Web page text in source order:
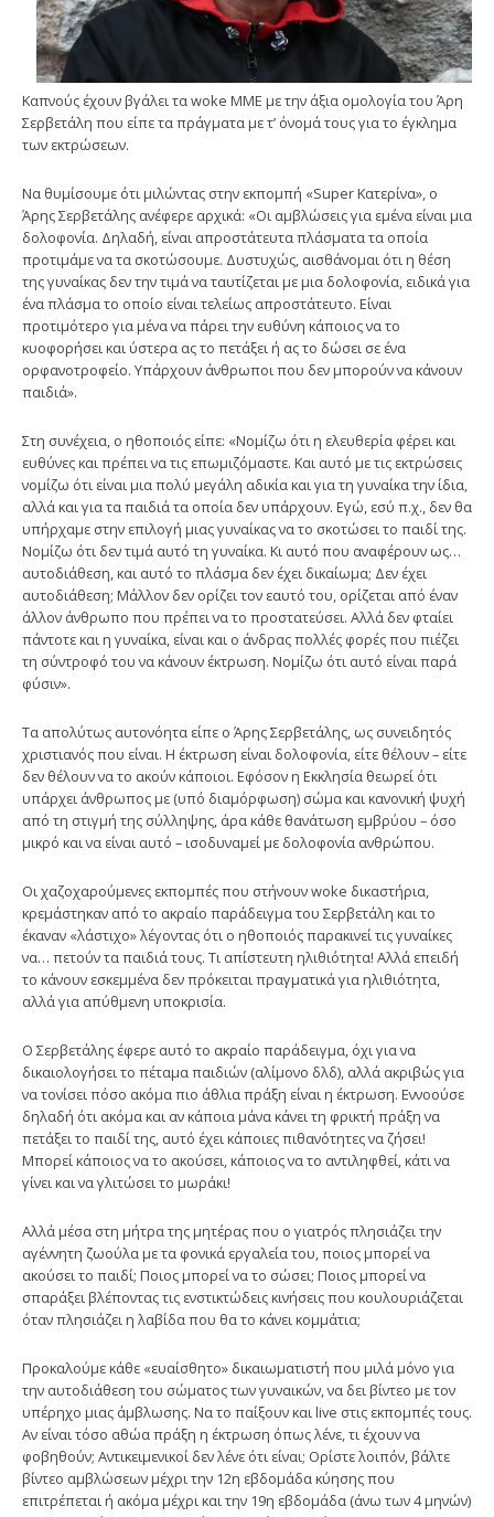
Καπνούς έχουν βγάλει τα woke ΜΜΕ με την άξια ομολογία του Άρη
Σερβετάλη που είπε τα πράγματα με τ’ όνομά τους για το έγκλημα
των εκτρώσεων.
Να θυμίσουμε ότι μιλώντας στην εκπομπή «Super Κατερίνα», ο
Άρης Σερβετάλης ανέφερε αρχικά: «Οι αμβλώσεις για εμένα είναι μια
δολοφονία. Δηλαδή, είναι απροστάτευτα πλάσματα τα οποία
προτιμάμε να τα σκοτώσουμε. Δυστυχώς, αισθάνομαι ότι η θέση
της γυναίκας δεν την τιμά να ταυτίζεται με μια δολοφονία, ειδικά για
ένα πλάσμα το οποίο είναι τελείως απροστάτευτο. Είναι
προτιμότερο για μένα να πάρει την ευθύνη κάποιος να το
κυοφορήσει και ύστερα ας το πετάξει ή ας το δώσει σε ένα
ορφανοτροφείο. Υπάρχουν άνθρωποι που δεν μπορούν να κάνουν
παιδιά».
Στη συνέχεια, ο ηθοποιός είπε: «Νομίζω ότι η ελευθερία φέρει και
ευθύνες και πρέπει να τις επωμιζόμαστε. Και αυτό με τις εκτρώσεις
νομίζω ότι είναι μια πολύ μεγάλη αδικία και για τη γυναίκα την ίδια,
αλλά και για τα παιδιά τα οποία δεν υπάρχουν. Εγώ, εσύ π.χ., δεν θα
υπήρχαμε στην επιλογή μιας γυναίκας να το σκοτώσει το παιδί της.
Νομίζω ότι δεν τιμά αυτό τη γυναίκα. Κι αυτό που αναφέρουν ως…
αυτοδιάθεση, και αυτό το πλάσμα δεν έχει δικαίωμα; Δεν έχει
αυτοδιάθεση; Μάλλον δεν ορίζει τον εαυτό του, ορίζεται από έναν
άλλον άνθρωπο που πρέπει να το προστατεύσει. Αλλά δεν φταίει
πάντοτε και η γυναίκα, είναι και ο άνδρας πολλές φορές που πιέζει
τη σύντροφό του να κάνουν έκτρωση. Νομίζω ότι αυτό είναι παρά
φύσιν».
Τα απολύτως αυτονόητα είπε ο Άρης Σερβετάλης, ως συνειδητός
χριστιανός που είναι. Η έκτρωση είναι δολοφονία, είτε θέλουν – είτε
δεν θέλουν να το ακούν κάποιοι. Εφόσον η Εκκλησία θεωρεί ότι
υπάρχει άνθρωπος με (υπό διαμόρφωση) σώμα και κανονική ψυχή
από τη στιγμή της σύλληψης, άρα κάθε θανάτωση εμβρύου – όσο
μικρό και να είναι αυτό – ισοδυναμεί με δολοφονία ανθρώπου.
Οι χαζοχαρούμενες εκπομπές που στήνουν woke δικαστήρια,
κρεμάστηκαν από το ακραίο παράδειγμα του Σερβετάλη και το
έκαναν «λάστιχο» λέγοντας ότι ο ηθοποιός παρακινεί τις γυναίκες
να… πετούν τα παιδιά τους. Τι απίστευτη ηλιθιότητα! Αλλά επειδή
το κάνουν εσκεμμένα δεν πρόκειται πραγματικά για ηλιθιότητα,
αλλά για απύθμενη υποκρισία.
Ο Σερβετάλης έφερε αυτό το ακραίο παράδειγμα, όχι για να
δικαιολογήσει το πέταμα παιδιών (αλίμονο δλδ), αλλά ακριβώς για
να τονίσει πόσο ακόμα πιο άθλια πράξη είναι η έκτρωση. Εννοούσε
δηλαδή ότι ακόμα και αν κάποια μάνα κάνει τη φρικτή πράξη να
πετάξει το παιδί της, αυτό έχει κάποιες πιθανότητες να ζήσει!
Μπορεί κάποιος να το ακούσει, κάποιος να το αντιληφθεί, κάτι να
γίνει και να γλιτώσει το μωράκι!
Αλλά μέσα στη μήτρα της μητέρας που ο γιατρός πλησιάζει την
αγέννητη ζωούλα με τα φονικά εργαλεία του, ποιος μπορεί να
ακούσει το παιδί; Ποιος μπορεί να το σώσει; Ποιος μπορεί να
σπαράξει βλέποντας τις ενστικτώδεις κινήσεις που κουλουριάζεται
όταν πλησιάζει η λαβίδα που θα το κάνει κομμάτια;
Προκαλούμε κάθε «ευαίσθητο» δικαιωματιστή που μιλά μόνο για
την αυτοδιάθεση του σώματος των γυναικών, να δει βίντεο με τον
υπέρηχο μιας άμβλωσης. Να το παίξουν και live στις εκπομπές τους.
Αν είναι τόσο αθώα πράξη η έκτρωση όπως λένε, τι έχουν να
φοβηθούν; Αντικειμενικοί δεν λένε ότι είναι; Ορίστε λοιπόν, βάλτε
βίντεο αμβλώσεων μέχρι την 12η εβδομάδα κύησης που
επιτρέπεται ή ακόμα μέχρι και την 19η εβδομάδα (άνω των 4 μηνών)